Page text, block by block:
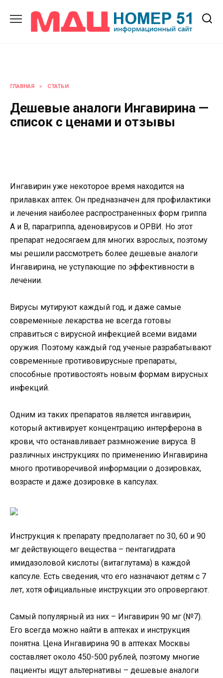
содержанию
ГЛАВНАЯ » СТАТЬИ
Дешевые аналоги Ингавирина —
список с ценами и отзывы
Ингавирин уже некоторое время находится на
прилавках аптек. Он предназначен для профилактики
и лечения наиболее распространенных форм гриппа
А и В, парагриппа, аденовирусов и ОРВИ. Но этот
препарат недосягаем для многих взрослых, поэтому
мы решили рассмотреть более дешевые аналоги
Ингавирина, не уступающие по эффективности в
лечении.
Вирусы мутируют каждый год, и даже самые
современные лекарства не всегда готовы
справиться с вирусной инфекцией всеми видами
оружия. Поэтому каждый год ученые разрабатывают
современные противовирусные препараты,
способные противостоять новым формам вирусных
инфекций.
Одним из таких препаратов является ингавирин,
который активирует концентрацию интерферона в
крови, что останавливает размножение вируса. В
различных инструкциях по применению Ингавирина
много противоречивой информации о дозировках,
возрасте и даже дозировке в капсулах.
Инструкция к препарату предполагает по 30, 60 и 90
мг действующего вещества – пентагидрата
имидазоловой кислоты (витаглутама) в каждой
капсуле. Есть сведения, что его назначают детям с 7
лет, хотя официальные инструкции это опровергают.
Самый популярный из них – Ингавирин 90 мг (№7).
Его всегда можно найти в аптеках и инструкция
понятна. Цена Ингавирина 90 в аптеках Москвы
составляет около 450-500 рублей, поэтому многие
пациенты ищут альтернативы – дешевые аналоги